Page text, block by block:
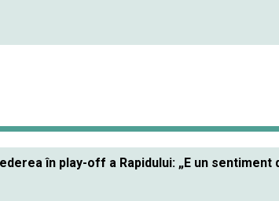
în play-off a Rapidului: „E un sentiment